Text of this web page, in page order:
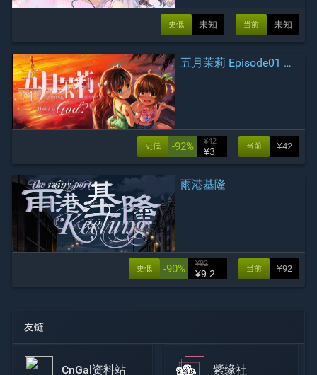
未知
当前
未知
史低
五月茉莉 Episode01 何谓神？
¥42
当前
-92% ¥42
¥3
史低
雨港基隆
¥92
当前
-90% ¥92
¥9.2
史低
友链
CnGal资料站 紫缘社